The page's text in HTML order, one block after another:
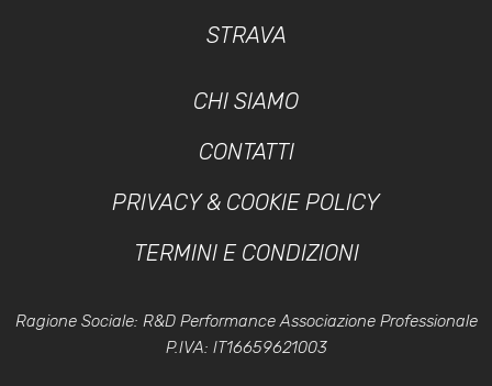
STRAVA
CHI SIAMO
CONTATTI
PRIVACY & COOKIE POLICY
TERMINI E CONDIZIONI
Ragione Sociale: R&D Performance Associazione Professionale
P.IVA: IT16659621003